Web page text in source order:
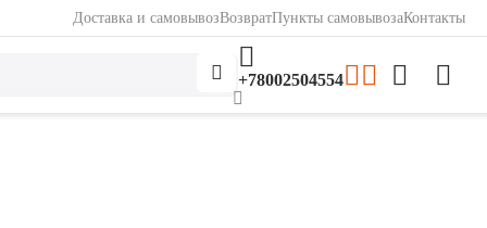
Доставка и самовывозВозвратПункты самовывозаКонтакты
+78002504554